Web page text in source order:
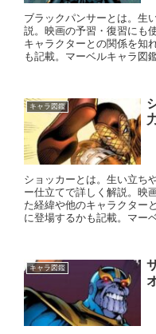
ブラックパンサーとは。生
説。映画の予習・復習にも
キャラクターとの関係を知
も記載。マーベルキャラ図鑑
キャラ図鑑
ショッカーとは。生い立ち
ー仕立てで詳しく解説。映
た経緯や他のキャラクター
に登場するかも記載。マー
キャラ図鑑